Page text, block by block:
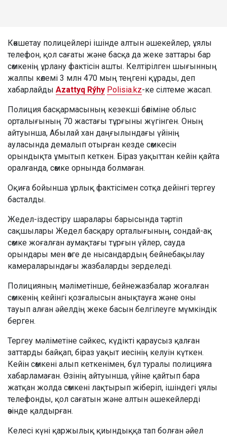
Көкшетау полицейлері ішінде алтын әшекейлер, ұялы
телефон, қол сағаты және басқа да жеке заттары бар
сөмкенің ұрлану фактісін ашты. Келтірілген шығынның
жалпы көлемі 3 млн 470 мың теңгені құрады, деп
хабарлайды Azattyq Rýhy Polisia.kz-ке сілтеме жасап.
Полиция басқармасының кезекші бөліміне облыс
орталығының 70 жастағы тұрғыны жүгінген. Оның
айтуынша, Абылай хан даңғылындағы үйінің
ауласында демалып отырған кезде сөмкесін
орындықта ұмытып кеткен. Біраз уақыттан кейін қайта
оралғанда, сөмке орнында болмаған.
Оқиға бойынша ұрлық фактісімен сотқа дейінгі тергеу
басталды.
Жедел-іздестіру шаралары барысында тәртіп
сақшылары Жедел басқару орталығының, сондай-ақ
сөмке жоғалған аумақтағы тұрғын үйлер, сауда
орындары мен өзге де нысандардың бейнебақылау
камераларындағы жазбаларды зерделеді.
Полицияның мәліметінше, бейнежазбалар жоғалған
сөмкенің кейінгі қозғалысын анықтауға және оны
тауып алған әйелдің жеке басын белгілеуге мүмкіндік
берген.
Тергеу мәліметіне сәйкес, күдікті қараусыз қалған
заттарды байқап, біраз уақыт иесінің келуін күткен.
Кейін сөмкені алып кеткенімен, бұл туралы полицияға
хабарламаған. Өзінің айтуынша, үйіне қайтып бара
жатқан жолда сөмкені лақтырып жіберіп, ішіндегі ұялы
телефонды, қол сағатын және алтын әшекейлерді
өзінде қалдырған.
Келесі күні қаржылық қиындыққа тап болған әйел